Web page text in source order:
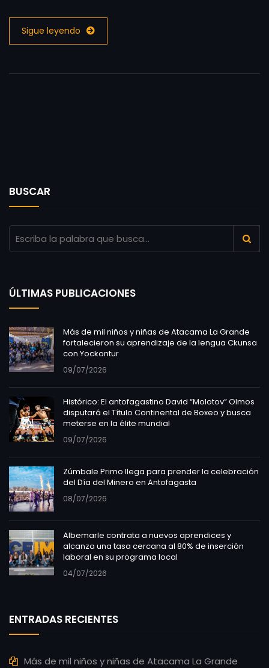
Sigue leyendo
BUSCAR
ÚLTIMAS PUBLICACIONES
Más de mil niños y niñas de Atacama La Grande
fortalecieron su aprendizaje de la lengua Ckunsa
con Yockontur
09/07/2026
Histórico: El antofagastino David “Molotov” Olmos
disputará el Título Continental de Boxeo y busca
meterse en la élite mundial
09/07/2026
Zúmbale Primo llega para prender la celebración
del Día del Minero en Antofagasta
08/07/2026
Albemarle contrata a nuevos aprendices y
alcanza una tasa cercana al 80% de inserción
laboral en su programa local
04/07/2026
ENTRADAS RECIENTES
Más de mil niños y niñas de Atacama La Grande